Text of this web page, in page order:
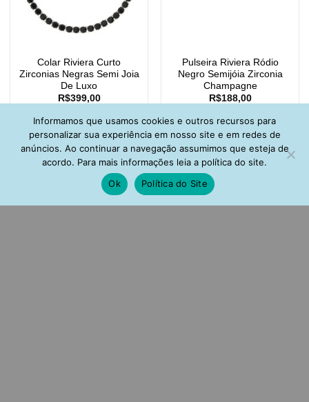
Colar Riviera Curto
Zirconias Negras Semi Joia
De Luxo
R$399,00
Pulseira Riviera Ródio
Negro Semijóia Zirconia
Champagne
R$188,00
Informamos que usamos cookies e outros recursos para
personalizar sua experiência em nosso site e em redes de
anúncios. Ao continuar a navegação assumimos que esteja de
acordo. Para mais informações leia a política do site.
Ok
Política do Site